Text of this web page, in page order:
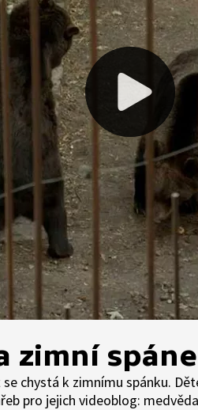
zimní
chystá k zimnímu spánku.
pro jejich videoblog: